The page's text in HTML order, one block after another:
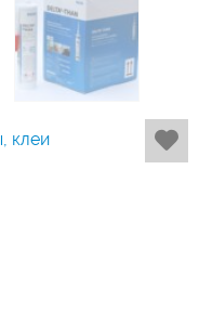
клеи